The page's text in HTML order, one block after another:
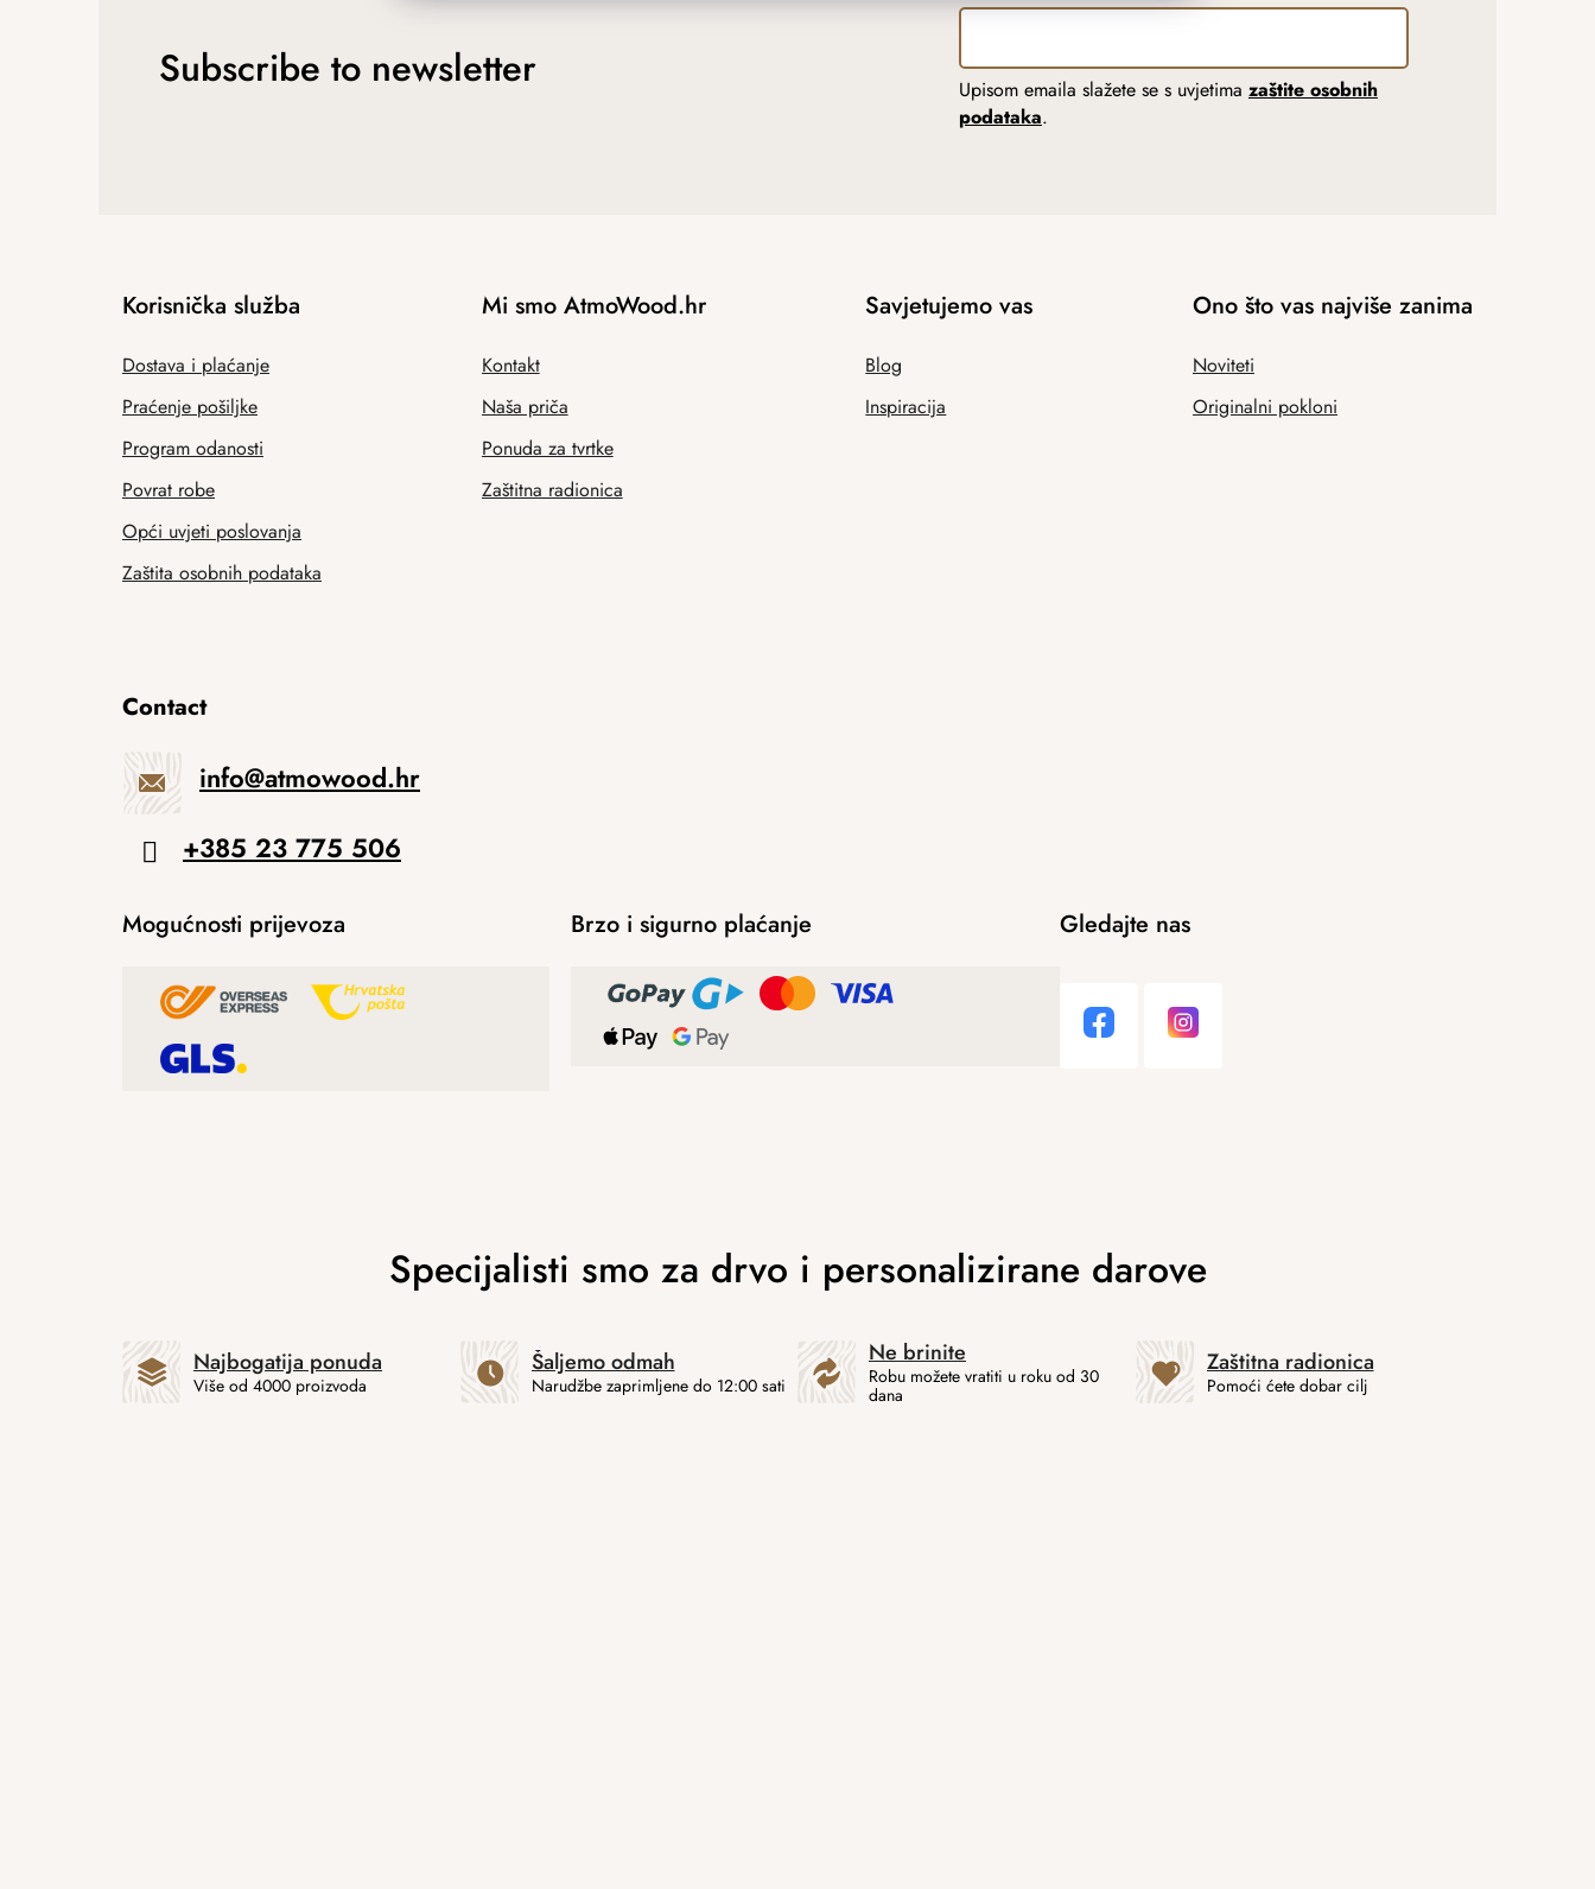
Subscribe to newsletter Upisom emaila slažete se s uvjetima zaštite osobnih
podataka.
Korisnička služba
Dostava i plaćanje
Praćenje pošiljke
Program odanosti
Povrat robe
Opći uvjeti poslovanja
Zaštita osobnih podataka
Mi smo AtmoWood.hr
Kontakt
Naša priča
Ponuda za tvrtke
Zaštitna radionica
Savjetujemo vas
Blog
Inspiracija
Ono što vas najviše zanima
Noviteti
Originalni pokloni
Contact
info@atmowood.hr
+385 23 775 506
Mogućnosti prijevoza Brzo i sigurno plaćanje Gledajte nas
Najbogatija ponuda
Više od 4000 proizvoda
Šaljemo odmah
Narudžbe zaprimljene do 12:00 sati
Ne brinite
Robu možete vratiti u roku od 30
dana
Zaštitna radionica
Pomoći ćete dobar cilj